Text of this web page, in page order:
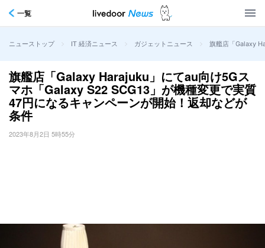
一覧
ニューストップ > IT 経済ニュース > ガジェットニュース > 旗艦店「Galaxy
旗艦店「Galaxy Harajuku」にてau向け5Gス
マホ「Galaxy S22 SCG13」が機種変更で実質
47円になるキャンペーンが開始！返却などが
条件
2023年8月2日 5時55分